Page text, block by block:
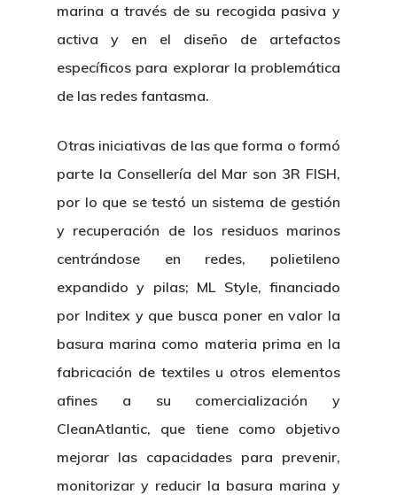
marina a través de su recogida pasiva y
activa y en el diseño de artefactos
específicos para explorar la problemática
de las redes fantasma.
Otras iniciativas de las que forma o formó
parte la Consellería del Mar son 3R FISH,
por lo que se testó un sistema de gestión
y recuperación de los residuos marinos
centrándose en redes, polietileno
expandido y pilas; ML Style, financiado
por Inditex y que busca poner en valor la
basura marina como materia prima en la
fabricación de textiles u otros elementos
afines a su comercialización y
CleanAtlantic, que tiene como objetivo
mejorar las capacidades para prevenir,
monitorizar y reducir la basura marina y